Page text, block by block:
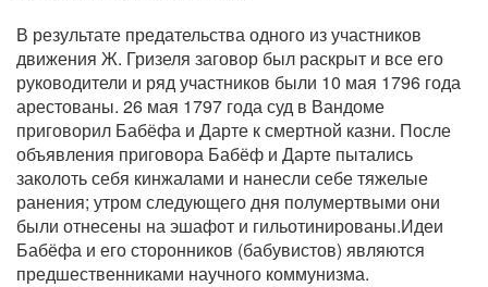
В результате предательства одного из участников
движения Ж. Гризеля заговор был раскрыт и все его
руководители и ряд участников были 10 мая 1796 года
арестованы. 26 мая 1797 года суд в Вандоме
приговорил Бабёфа и Дарте к смертной казни. После
объявления приговора Бабёф и Дарте пытались
заколоть себя кинжалами и нанесли себе тяжелые
ранения; утром следующего дня полумертвыми они
были отнесены на эшафот и гильотинированы.Идеи
Бабёфа и его сторонников (бабувистов) являются
предшественниками научного коммунизма.